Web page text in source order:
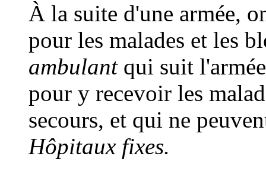
À la suite d'une armée,
pour les malades et les
ambulantqui suit l'armée
pour y recevoir les
secours, et qui ne
Hôpitaux fixes.